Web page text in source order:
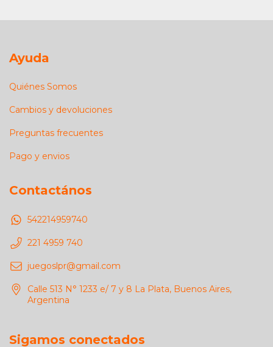
Ayuda
Quiénes Somos
Cambios y devoluciones
Preguntas frecuentes
Pago y envios
Contactános
542214959740
221 4959 740
juegoslpr@gmail.com
Calle 513 N° 1233 e/ 7 y 8 La Plata, Buenos Aires,
Argentina
Sigamos conectados